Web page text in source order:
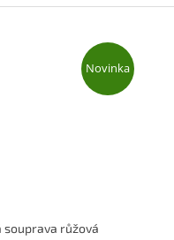
Novinka
souprava růžová